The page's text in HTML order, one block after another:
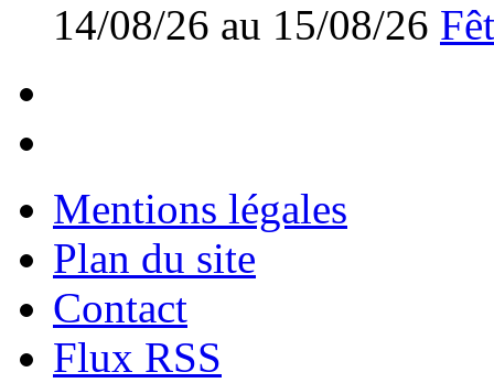
14/08/26 au 15/08/26
Mentions légales
Plan du site
Contact
Flux RSS